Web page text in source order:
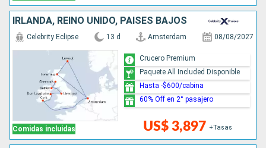
IRLANDA, REINO UNIDO, PAISES BAJOS
Comidas incluidas
Celebrity Eclipse 13 d Amsterdam 08/08/2027
US$ 3,897 +Tasas
Crucero Premium
Paquete All Included Disponible
Hasta -$600/cabina
60% Off en 2° pasajero